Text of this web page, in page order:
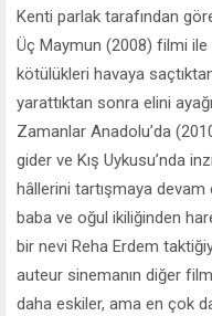
Kenti parlak tarafından
Üç Maymun (2008) filmi ile
kötülükleri havaya
yarattıktan sonra elini
Zamanlar Anadolu’da
gider ve Kış Uykusu’nda
hâllerini tartışmaya
baba ve oğul ikiliğinden
bir nevi Reha Erdem
auteur sinemanın diğer
daha eskiler, ama en çok